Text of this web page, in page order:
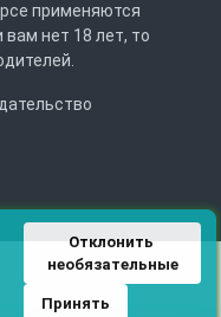
применяются
нет 18 лет, то
Отклонить
необязательные
Принять